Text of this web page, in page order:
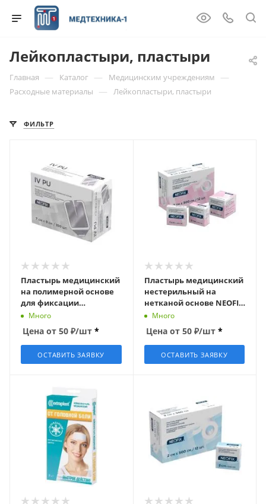
Лейкопластыри, пластыри
Главная — Каталог — Медицинским учреждениям —
Расходные материалы — Лейкопластыри, пластыри
ФИЛЬТР
Пластырь медицинский
на полимерной основе
для фиксации
катетеров NEOFIX IV PU
Много
Цена от 50 ₽/шт *
ОСТАВИТЬ ЗАЯВКУ
Пластырь медицинский
нестерильный на
нетканой основе NEOFIX
2см х 500см
Много
Цена от 50₽/шт *
ОСТАВИТЬ ЗАЯВКУ